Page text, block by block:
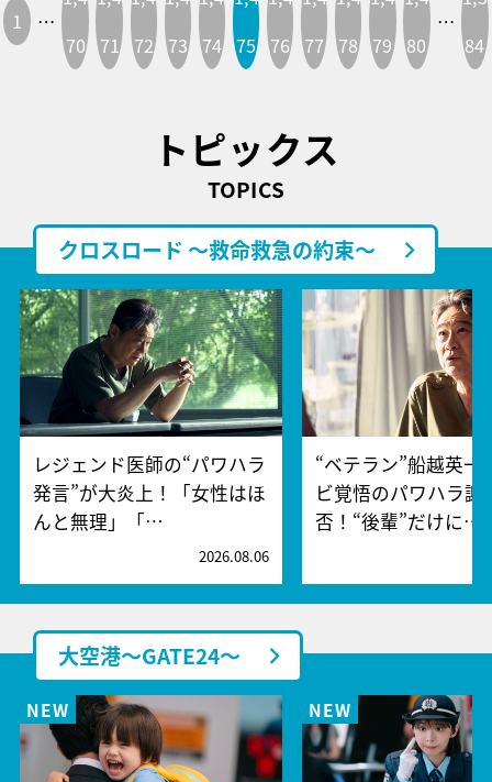
1 …
70
71
72 73 74 75 76 77 78 79
80
…
84
トピックス
TOPICS
クロスロード ～救命救急の約束～
レジェンド医師の“パワハラ
発言”が大炎上！「女性はほ
んと無理」「…
2026.08.06
“ベテラン”船越英一
ビ覚悟のパワハラ謝
否！“後輩”だけに…
大空港～GATE24～